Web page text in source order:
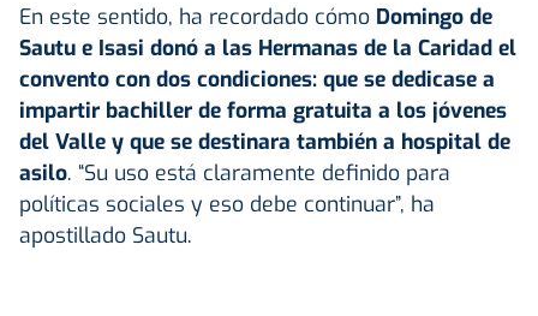
En este sentido, ha recordado cómo Domingo de
Sautu e Isasi donó a las Hermanas de la Caridad el
convento con dos condiciones: que se dedicase a
impartir bachiller de forma gratuita a los jóvenes
del Valle y que se destinara también a hospital de
asilo. “Su uso está claramente definido para
políticas sociales y eso debe continuar”, ha
apostillado Sautu.